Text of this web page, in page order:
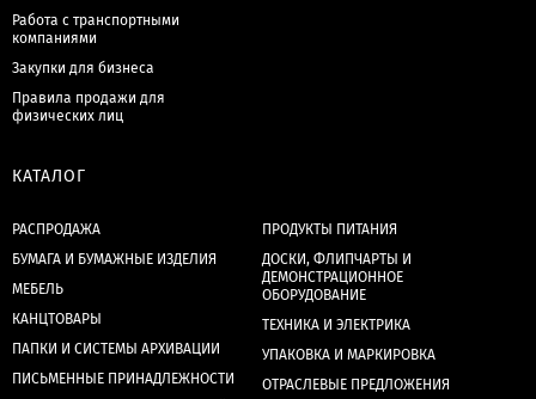
Работа с транспортными
компаниями
Закупки для бизнеса
Правила продажи для
физических лиц
КАТАЛОГ
РАСПРОДАЖА
БУМАГА И БУМАЖНЫЕ ИЗДЕЛИЯ
МЕБЕЛЬ
КАНЦТОВАРЫ
ПАПКИ И СИСТЕМЫ АРХИВАЦИИ
ПИСЬМЕННЫЕ ПРИНАДЛЕЖНОСТИ
ПРОДУКТЫ ПИТАНИЯ
ДОСКИ, ФЛИПЧАРТЫ И
ДЕМОНСТРАЦИОННОЕ
ОБОРУДОВАНИЕ
ТЕХНИКА И ЭЛЕКТРИКА
УПАКОВКА И МАРКИРОВКА
ОТРАСЛЕВЫЕ ПРЕДЛОЖЕНИЯ